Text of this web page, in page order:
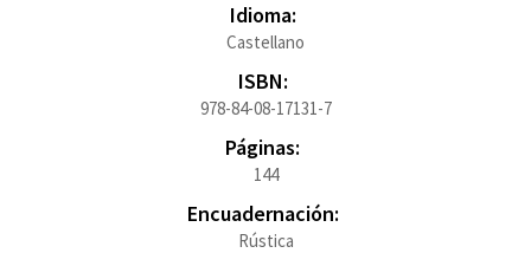
Idioma:
Castellano
ISBN:
978-84-08-17131-7
Páginas:
144
Encuadernación:
Rústica